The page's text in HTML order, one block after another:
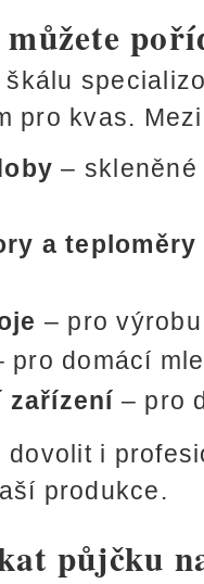
pro kvas.
– skleněné
a teploměry
– pro
pro domácí
zařízení – pro
dovolit i
produkce.
půjčku